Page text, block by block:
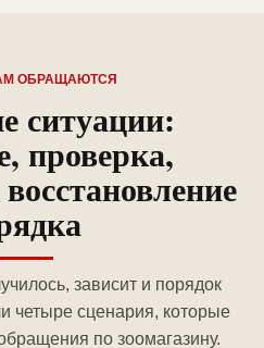
ОБРАЩАЮТСЯ
ситуации:
проверка,
зависит и порядок
четыре сценария, которые
по зоомагазину.